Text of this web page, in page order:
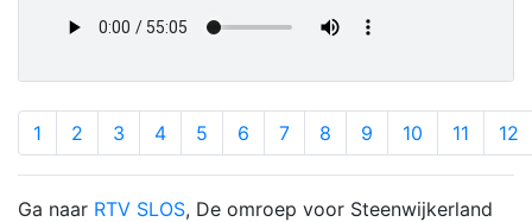
1 2 3 4 5 6 7 8 9 10 11 12
Ga naar RTV SLOS, De omroep voor Steenwijkerland